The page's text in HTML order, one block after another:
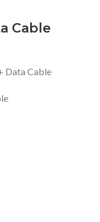
Cable
Data Cable